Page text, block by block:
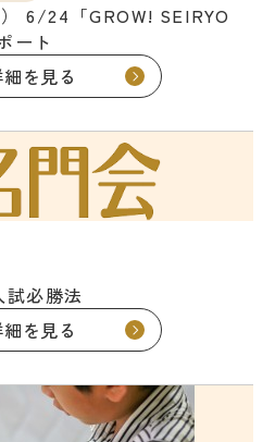
6/24「GROW! SEIRYO
ート
を見る
必勝法
を見る